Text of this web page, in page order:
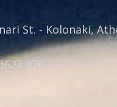
St. - Kolonaki,
876
646